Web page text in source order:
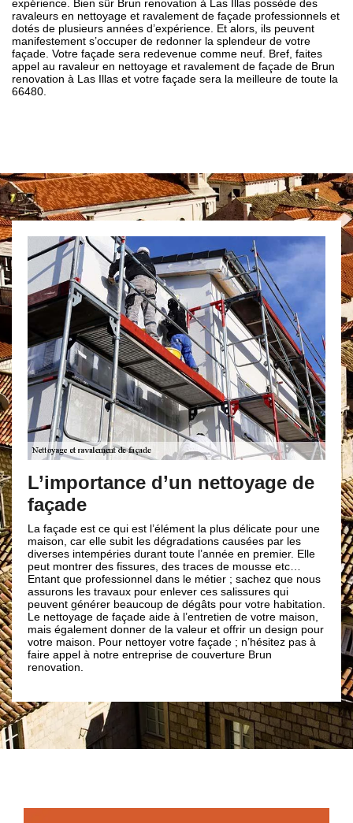
expérience. Bien sûr Brun renovation à Las Illas possède des
ravaleurs en nettoyage et ravalement de façade professionnels et
dotés de plusieurs années d’expérience. Et alors, ils peuvent
manifestement s’occuper de redonner la splendeur de votre
façade. Votre façade sera redevenue comme neuf. Bref, faites
appel au ravaleur en nettoyage et ravalement de façade de Brun
renovation à Las Illas et votre façade sera la meilleure de toute la
66480.
d’un nettoyage de
ce qui est l’élément la plus délicate pour une
elle subit les dégradations causées par les
durant toute l’année en premier. Elle
des fissures, des traces de mousse etc…
professionnel dans le métier ; sachez que nous
travaux pour enlever ces salissures qui
beaucoup de dégâts pour votre habitation.
de façade aide à l’entretien de votre maison,
donner de la valeur et offrir un design pour
Pour nettoyer votre façade ; n’hésitez pas à
à notre entreprise de couverture Brun
Des
vos
Notre entreprise
artisans ont les
pour entreprendre
cela quel que soit le
en béton. D’ailleurs
équipes de
années
des travaux de
soyez confiant et
importe la
intervention, votre
exceptionnel.